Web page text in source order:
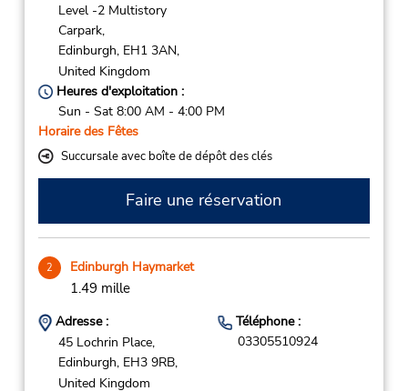
Level -2 Multistory
Carpark,
Edinburgh, EH1 3AN,
United Kingdom
Heures d'exploitation :
Sun - Sat 8:00 AM - 4:00 PM
Horaire des Fêtes
Succursale avec boîte de dépôt des clés
Faire une réservation
2 Edinburgh Haymarket
1.49 mille
Adresse :
45 Lochrin Place,
Edinburgh, EH3 9RB,
United Kingdom
Téléphone :
03305510924